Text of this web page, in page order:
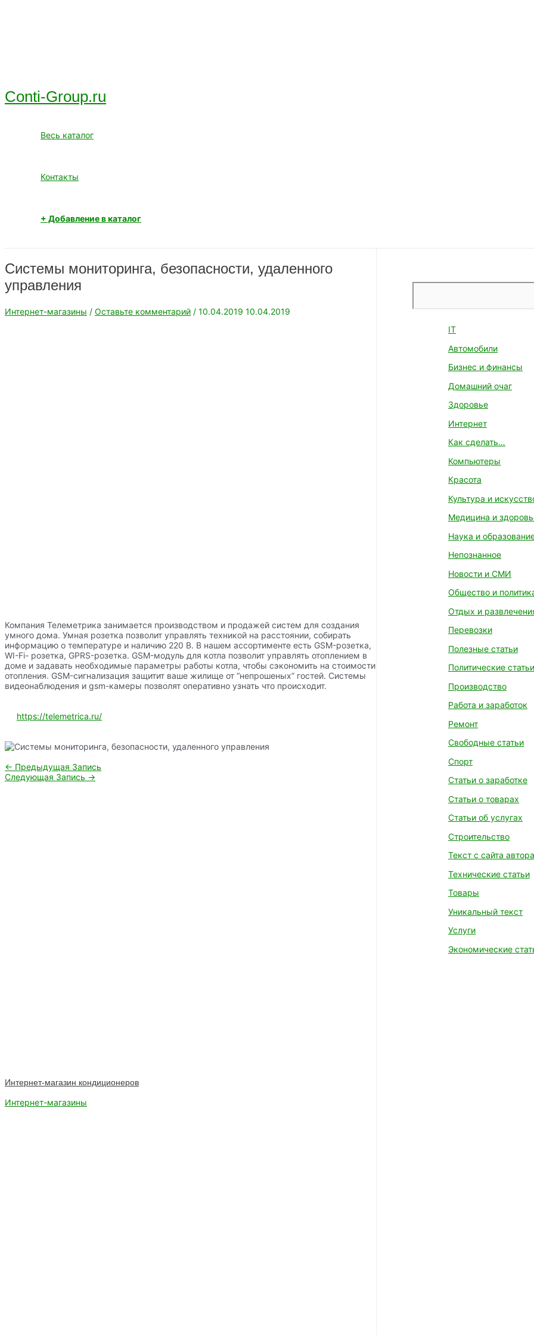
Conti-Group.ru
Весь каталог
Контакты
+ Добавление в каталог
Системы мониторинга, безопасности, удаленного
управления
Интернет-магазины / Оставьте комментарий / 10.04.2019 10.04.2019
Компания Телеметрика занимается производством и продажей систем для создания
умного дома. Умная розетка позволит управлять техникой на расстоянии, собирать
информацию о температуре и наличию 220 В. В нашем ассортименте есть GSM-розетка,
WI-Fi- розетка, GPRS-розетка. GSM-модуль для котла позволит управлять отоплением в
доме и задавать необходимые параметры работы котла, чтобы сэкономить на стоимости
отопления. GSM-сигнализация защитит ваше жилище от “непрошеных” гостей. Системы
видеонаблюдения и gsm-камеры позволят оперативно узнать что происходит.
https://telemetrica.ru/
Навигация
по
← Предыдущая Запись
Следующая Запись →
Интернет-магазин кондиционеров
Интернет-магазины
IT
Автомобили
Бизнес и финансы
Домашний очаг
Здоровье
Интернет
Как сделать…
Компьютеры
Красота
Культура и
Медицина и
Наука и
Непознанное
Новости и СМИ
Общество и
Отдых и
Перевозки
Полезные статьи
Политические статьи
Производство
Работа и заработок
Ремонт
Свободные статьи
Спорт
Статьи о заработке
Статьи о товарах
Статьи об услугах
Строительство
Текст с сайта автора
Технические статьи
Товары
Уникальный текст
Услуги
Экономические